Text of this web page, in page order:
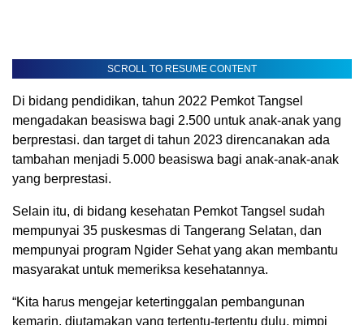
SCROLL TO RESUME CONTENT
Di bidang pendidikan, tahun 2022 Pemkot Tangsel
mengadakan beasiswa bagi 2.500 untuk anak-anak yang
berprestasi. dan target di tahun 2023 direncanakan ada
tambahan menjadi 5.000 beasiswa bagi anak-anak-anak
yang berprestasi.
Selain itu, di bidang kesehatan Pemkot Tangsel sudah
mempunyai 35 puskesmas di Tangerang Selatan, dan
mempunyai program Ngider Sehat yang akan membantu
masyarakat untuk memeriksa kesehatannya.
“Kita harus mengejar ketertinggalan pembangunan
kemarin, diutamakan yang tertentu-tertentu dulu, mimpi